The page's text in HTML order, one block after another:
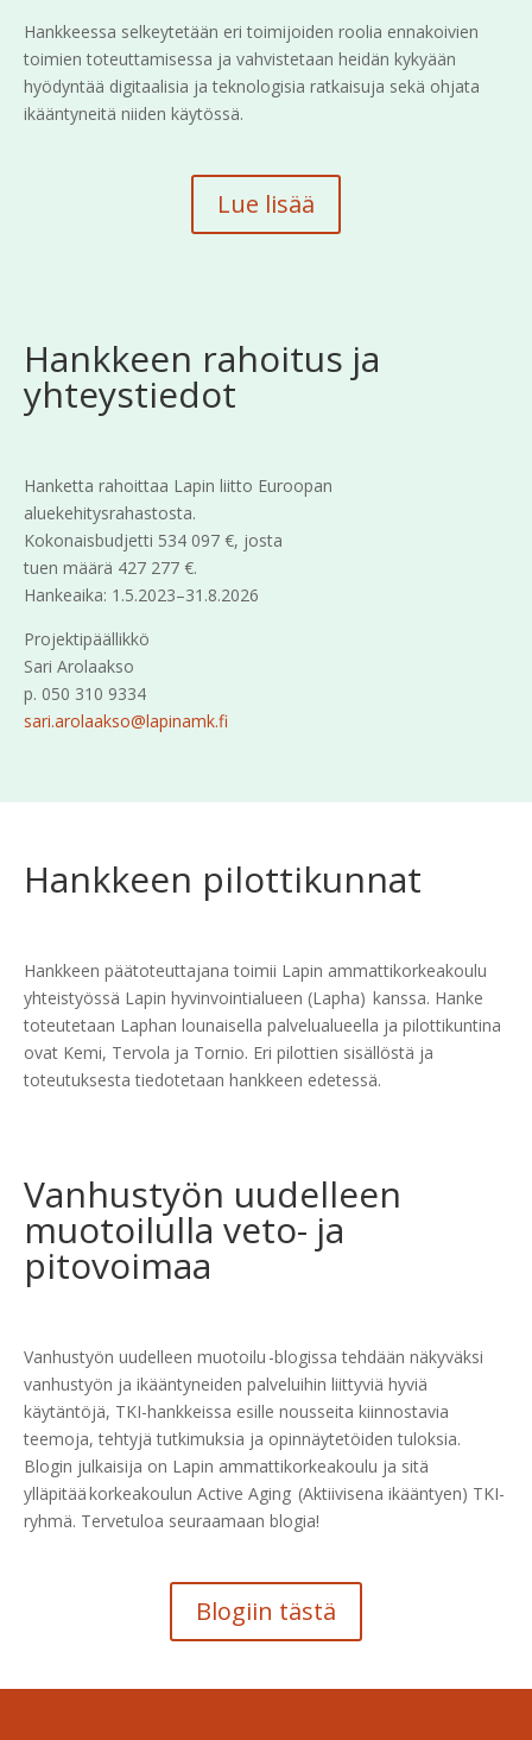
Hankkeessa selkeytetään eri toimijoiden roolia ennakoivien
toimien toteuttamisessa ja vahvistetaan heidän kykyään
hyödyntää digitaalisia ja teknologisia ratkaisuja sekä ohjata
ikääntyneitä niiden käytössä.
Lue lisää
Hankkeen rahoitus ja
yhteystiedot
Hanketta rahoittaa Lapin liitto Euroopan
aluekehitysrahastosta.
Kokonaisbudjetti 534 097 €, josta
tuen määrä 427 277 €.
Hankeaika: 1.5.2023–31.8.2026
Projektipäällikkö
Sari Arolaakso
p. 050 310 9334
sari.arolaakso@lapinamk.fi
Hankkeen pilottikunnat
Hankkeen päätoteuttajana toimii Lapin ammattikorkeakoulu
yhteistyössä Lapin hyvinvointialueen (Lapha) kanssa. Hanke
toteutetaan Laphan lounaisella palvelualueella ja pilottikuntina
ovat Kemi, Tervola ja Tornio. Eri pilottien sisällöstä ja
toteutuksesta tiedotetaan hankkeen edetessä.
Vanhustyön uudelleen
muotoilulla veto- ja
pitovoimaa
Vanhustyön uudelleen muotoilu -blogissa tehdään näkyväksi
vanhustyön ja ikääntyneiden palveluihin liittyviä hyviä
käytäntöjä, TKI-hankkeissa esille nousseita kiinnostavia
teemoja, tehtyjä tutkimuksia ja opinnäytetöiden tuloksia.
Blogin julkaisija on Lapin ammattikorkeakoulu ja sitä
ylläpitää korkeakoulun Active Aging (Aktiivisena ikääntyen) TKI-
ryhmä. Tervetuloa seuraamaan blogia!
Blogiin tästä